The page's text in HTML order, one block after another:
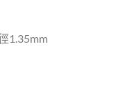
1.35mm